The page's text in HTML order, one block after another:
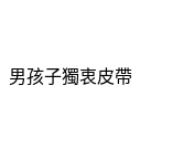
男孩子獨衷皮帶